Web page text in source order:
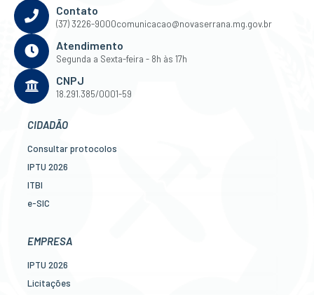
Contato
(37) 3226-9000comunicacao@novaserrana.mg.gov.br
Atendimento
Segunda a Sexta-feira - 8h às 17h
CNPJ
18.291.385/0001-59
CIDADÃO
Consultar protocolos
IPTU 2026
ITBI
e-SIC
Legislação
EMPRESA
IPTU 2026
Licitações